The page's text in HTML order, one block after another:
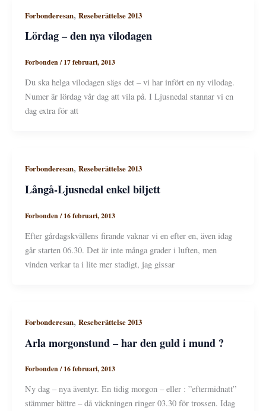
Forbonderesan, Reseberättelse 2013
Lördag – den nya vilodagen
Forbonden/17 februari, 2013
Du ska helga vilodagen sägs det – vi har infört en ny vilodag.
Numer är lördag vår dag att vila på. I Ljusnedal stannar vi en
dag extra för att
Forbonderesan, Reseberättelse 2013
Långå-Ljusnedal enkel biljett
Forbonden/16 februari, 2013
Efter gårdagskvällens firande vaknar vi en efter en, även idag
går starten 06.30. Det är inte många grader i luften, men
vinden verkar ta i lite mer stadigt, jag gissar
Forbonderesan, Reseberättelse 2013
Arla morgonstund – har den guld i mund ?
Forbonden/16 februari, 2013
Ny dag – nya äventyr. En tidig morgon – eller : ”eftermidnatt”
stämmer bättre – då väckningen ringer 03.30 för trossen. Idag